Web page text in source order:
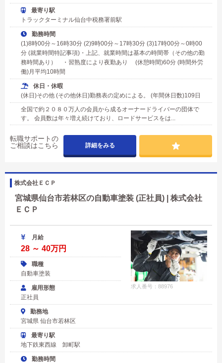
最寄り駅
トラックターミナル仙台中税務署前駅
勤務時間
(1)8時00分～16時30分 (2)9時00分～17時30分 (3)17時00分～0時00
分 (就業時間特記事項)・上記、就業時間は基本の時間帯（その他の勤
務時間あり） ・習熟度により夜勤あり (休憩時間)60分 (時間外労
働)月平均10時間
休日・休暇
(休日)その他 (その他休日)勤務表の定めによる。 (年間休日数)109日
全国で約２０８０万人の会員から成るオーナードライバーの団体で
す。 会員数は年々増え続けており、ロードサービスをは...
転職サポートの
ご相談はこちら
詳細をみる
株式会社ＥＣＰ
宮城県仙台市若林区の自動車塗装 (正社員) | 株式会社
ＥＣＰ
求人番号：88976
月給
28 ～ 40万円
職種
自動車塗装
雇用形態
正社員
勤務地
宮城県 仙台市若林区
最寄り駅
地下鉄東西線 卸町駅
勤務時間